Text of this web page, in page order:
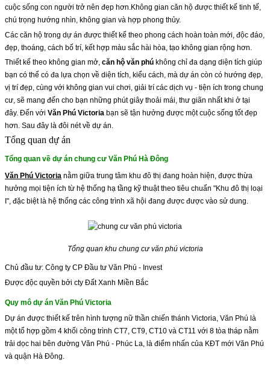
cuộc sống con người trở nên đẹp hơn.Không gian căn hộ được thiết kế tinh tế,
chú trọng hướng nhìn, không gian và hợp phong thủy.
Các căn hộ trong dự án được thiết kế theo phong cách hoàn toàn mới, độc đáo,
đẹp, thoáng, cách bố trí, kết hợp màu sắc hài hòa, tạo không gian rộng hơn.
Thiết kế theo không gian mở, căn hộ văn phú không chỉ đa dạng diện tích giúp
bạn có thể có đa lựa chọn về diện tích, kiểu cách, mà dự án còn có hướng đẹp,
vị trí đẹp, cùng với không gian vui chơi, giải trí các dịch vụ - tiện ích trong chung
cư, sẽ mang đến cho bạn những phút giây thoải mái, thư giãn nhất khi ở tại
đây. Đến với Văn Phú Victoria bạn sẽ tận hưởng được một cuộc sống tốt đẹp
hơn. Sau đây là đôi nét về dự án.
Tổng quan dự án
Tổng quan về dự án chung cư Văn Phú Hà Đông
Văn Phú Victoria nằm giữa trung tâm khu đô thị đang hoàn hiện, được thừa
hưởng mọi tiện ích từ hệ thống hạ tầng kỹ thuật theo tiêu chuẩn "Khu đô thị loại
I", đặc biệt là hệ thống các công trình xã hội đang được được vào sử dung.
Tổng quan khu chung cư văn phú victoria
Chủ đầu tư: Công ty CP Đầu tư Văn Phú - Invest
Được độc quyền bởi cty Đất Xanh Miền Bắc
Quy mô dự án Văn Phú Victoria
Dự án được thiết kế trên hình tượng nữ thần chiến thánh Victoria, Văn Phú là
một tổ hợp gồm 4 khối công trình CT7, CT9, CT10 và CT11 với 8 tòa tháp nằm
trải dọc hai bên đường Văn Phú - Phúc La, là điểm nhấn của KĐT mới Văn Phú
và quận Hà Đông.